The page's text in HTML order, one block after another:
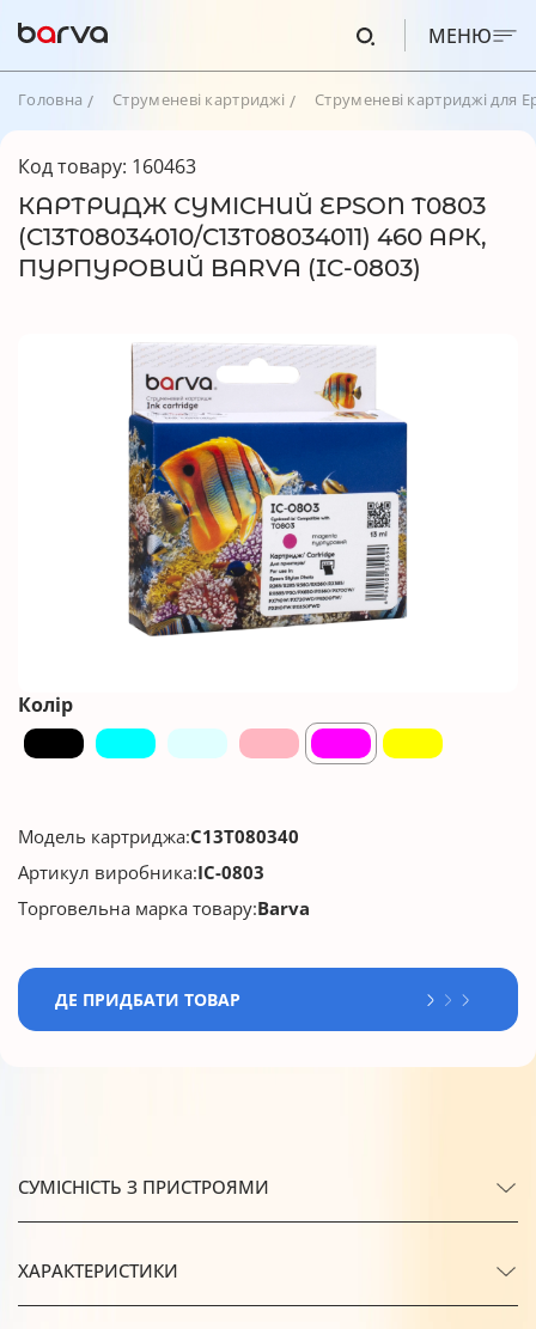
МЕНЮ
Головна Струменеві картриджі Струменеві картриджі для
Код товару: 160463
КАРТРИДЖ СУМІСНИЙ EPSON T0803
(C13T08034010/C13T08034011) 460 АРК,
ПУРПУРОВИЙ BARVA (IC-0803)
Колір
Модель картриджа:C13T080340
Артикул виробника:IC-0803
Торговельна марка товару:Barva
ДЕ ПРИДБАТИ ТОВАР
СУМІСНІСТЬ З ПРИСТРОЯМИ
ХАРАКТЕРИСТИКИ